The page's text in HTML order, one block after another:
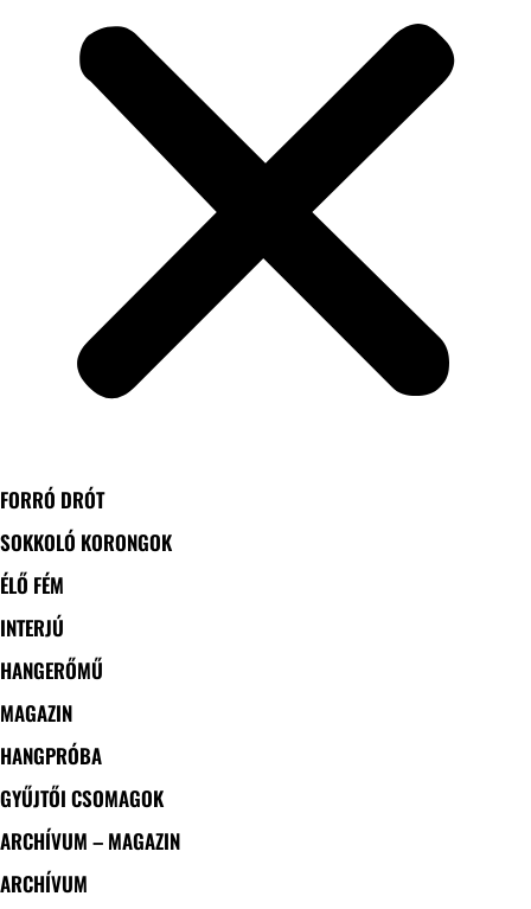
FORRÓ DRÓT
SOKKOLÓ KORONGOK
ÉLŐ FÉM
INTERJÚ
HANGERŐMŰ
MAGAZIN
HANGPRÓBA
GYŰJTŐI CSOMAGOK
ARCHÍVUM – MAGAZIN
ARCHÍVUM